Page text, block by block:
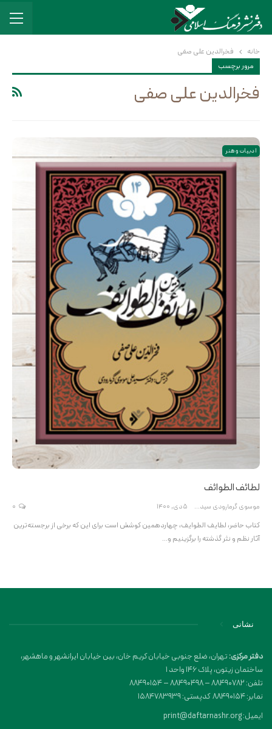
خانه
فخرالدین علی صفی
مرور برچسب
فخرالدین علی صفی
ادبیات و هنر
لطائف الطوائف
موسوی گرمارودی سیدعلی 5 دی, 1400
کتاب حاضر، لطایف الطوایف، چهاردهمین کوشش است برای این که برخی از برجسته‌ترین
آثار نظم و نثر گذشته را برگزینیم و…
نشانی
دفتر مرکزی:تهران، ضلع جنوبی خیابان کریم خان، بین خیابان ایرانشهر و ماهشهر،
ساختمان زیتون، پلاک 146 واحد 1
تلفن: 88490782 – 88490498 – 88490154
نمابر: 88490154 کدپستی: 1584783939
ایمیل: print@daftarnashr.org